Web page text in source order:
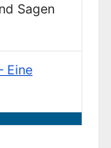
Sagen
Eine